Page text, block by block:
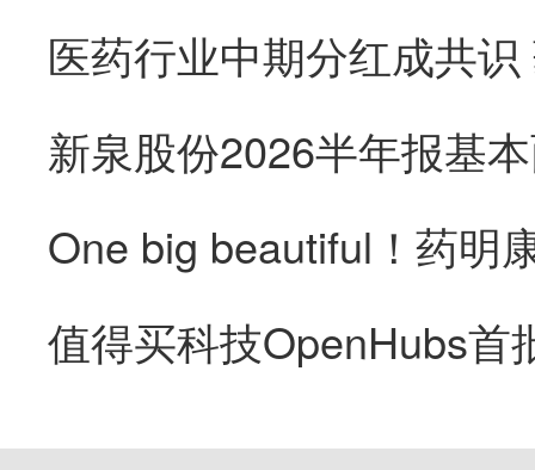
医药行业中期分红成共